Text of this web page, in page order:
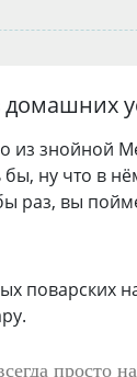
домашних
знойной
ну что в
раз, вы
поварских
просто